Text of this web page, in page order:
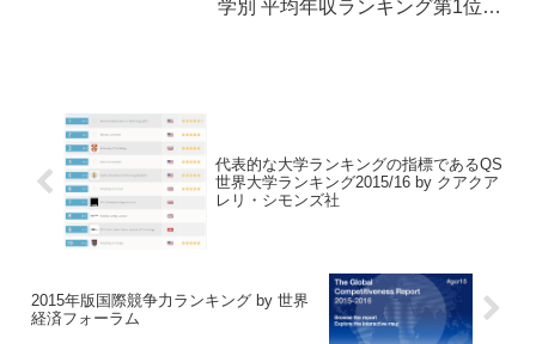
学別 平均年収ランキング第1位
代表的な大学ランキングの指標であるQS
世界大学ランキング2015/16 by クアクア
レリ・シモンズ社
2015年版国際競争力ランキング by 世界
経済フォーラム